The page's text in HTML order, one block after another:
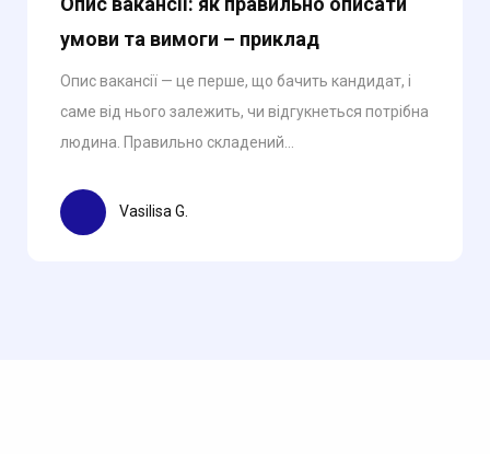
умови та вимоги – приклад
Опис вакансії — це перше, що бачить кандидат, і
саме від нього залежить, чи відгукнеться потрібна
людина. Правильно складений...
Vasilisa G.